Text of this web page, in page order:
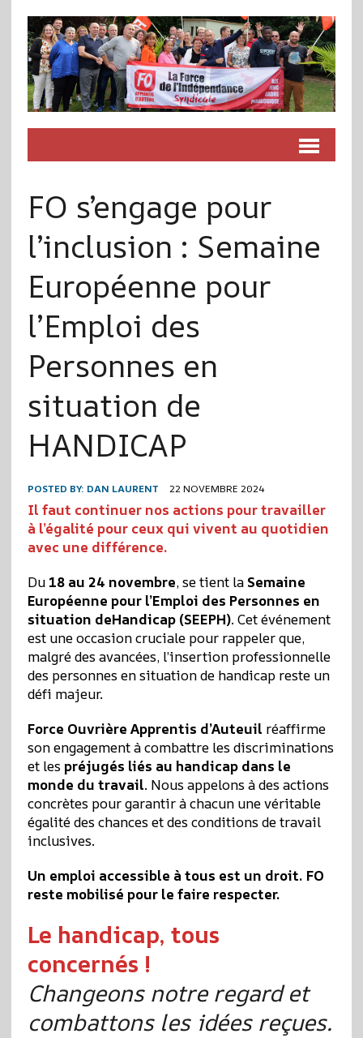
FO s’engage pour
l’inclusion : Semaine
Européenne pour
l’Emploi des
Personnes en
situation de
HANDICAP
POSTED BY: DAN LAURENT 22 NOVEMBRE 2024
Il faut continuer nos actions pour travailler
à l’égalité pour ceux qui vivent au quotidien
avec une différence.
Du 18 au 24 novembre, se tient la Semaine
Européenne pour l’Emploi des Personnes en
situation deHandicap (SEEPH). Cet événement
est une occasion cruciale pour rappeler que,
malgré des avancées, l’insertion professionnelle
des personnes en situation de handicap reste un
défi majeur.
Force Ouvrière Apprentis d’Auteuil réaffirme
son engagement à combattre les discriminations
et lespréjugés liés au handicap dans le
monde du travail. Nous appelons à des actions
concrètes pour garantir à chacun une véritable
égalité des chances et des conditions de travail
inclusives.
Un emploi accessible à tous est un droit. FO
reste mobilisé pour le faire respecter.
Le handicap, tous
concernés !
Changeons notre regard et
combattons les idées reçues.